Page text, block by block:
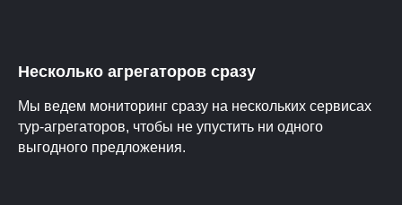
Несколько агрегаторов сразу
Мы ведем мониторинг сразу на нескольких сервисах
тур-агрегаторов, чтобы не упустить ни одного
выгодного предложения.